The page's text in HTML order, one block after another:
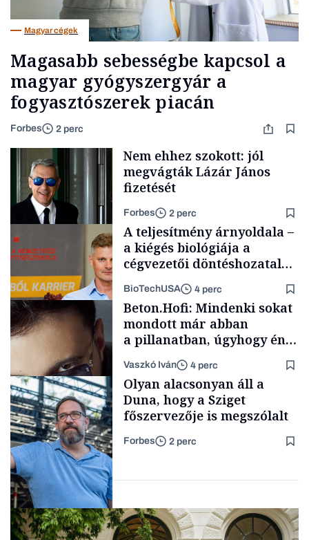
Magyar cégek
Magasabb sebességbe kapcsol a
magyar gyógyszergyár a
fogyasztószerek piacán
Forbes 2 perc
Politika
Nem ehhez szokott: jól
megvágták Lázár János
fizetését
Forbes 2 perc
Content Lab HUB
A teljesítmény árnyoldala –
a kiégés biológiája a
cégvezetői döntéshozatal
BioTechUSA 4 perc
Forbes-sztori
Beton.Hofi: Mindenki sokat
mondott már abban
a pillanatban, úgyhogy én
a legsarkosabb
gondolataimat akartam
kimondani
Vaszkó Iván 4 perc
Társadalom
Olyan alacsonyan áll a
Duna, hogy a Sziget
főszervezője is megszólalt
Forbes 2 perc